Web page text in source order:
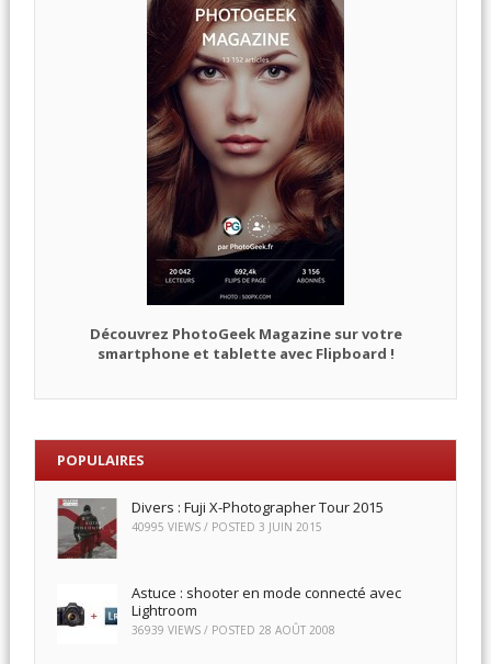
Découvrez PhotoGeek Magazine sur votre
smartphone et tablette avec Flipboard !
POPULAIRES
Divers : Fuji X-Photographer Tour 2015
40995 VIEWS / POSTED 3 JUIN 2015
Astuce : shooter en mode connecté avec
Lightroom
36939 VIEWS / POSTED 28 AOÛT 2008